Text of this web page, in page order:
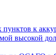
к
высокой